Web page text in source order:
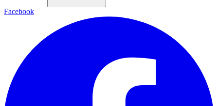
Facebook